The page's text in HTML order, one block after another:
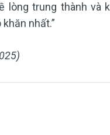
lòng trung thành và
nhất.”